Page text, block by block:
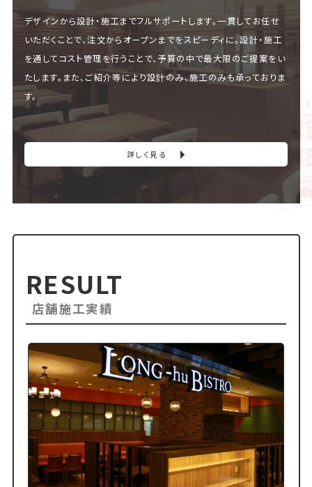
デザインから設計・施工までフルサポートします。一貫してお任せ
いただくことで、注文からオープンまでをスピーディに。設計・施工
を通してコスト管理を行うことで、予算の中で最大限のご提案をい
たします。また、ご紹介等により設計のみ、施工のみも承っておりま
す。
詳しく見る
RESULT
店舗施工実績